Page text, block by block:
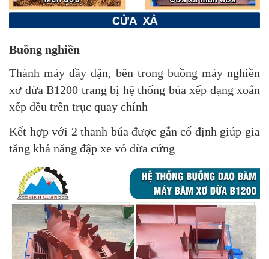
Buồng nghiền
Thành máy dầy dặn, bên trong buồng máy nghiền
xơ dừa B1200 trang bị hệ thống búa xếp dạng xoắn
xếp đều trên trục quay chính
Kết hợp với 2 thanh búa được gắn cố định giúp gia
tăng khả năng đập xe vỏ dừa cứng